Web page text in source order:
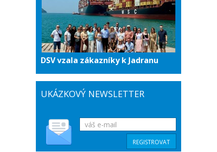
DSV vzala zákazníky k Jadranu
UKÁZKOVÝ NEWSLETTER